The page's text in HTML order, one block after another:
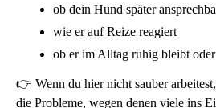
ob dein Hund später
wie er auf Reize reagiert
ob er im Alltag ruhig bleibt
👉 Wenn du hier nicht sauber
die Probleme, wegen denen viele ins